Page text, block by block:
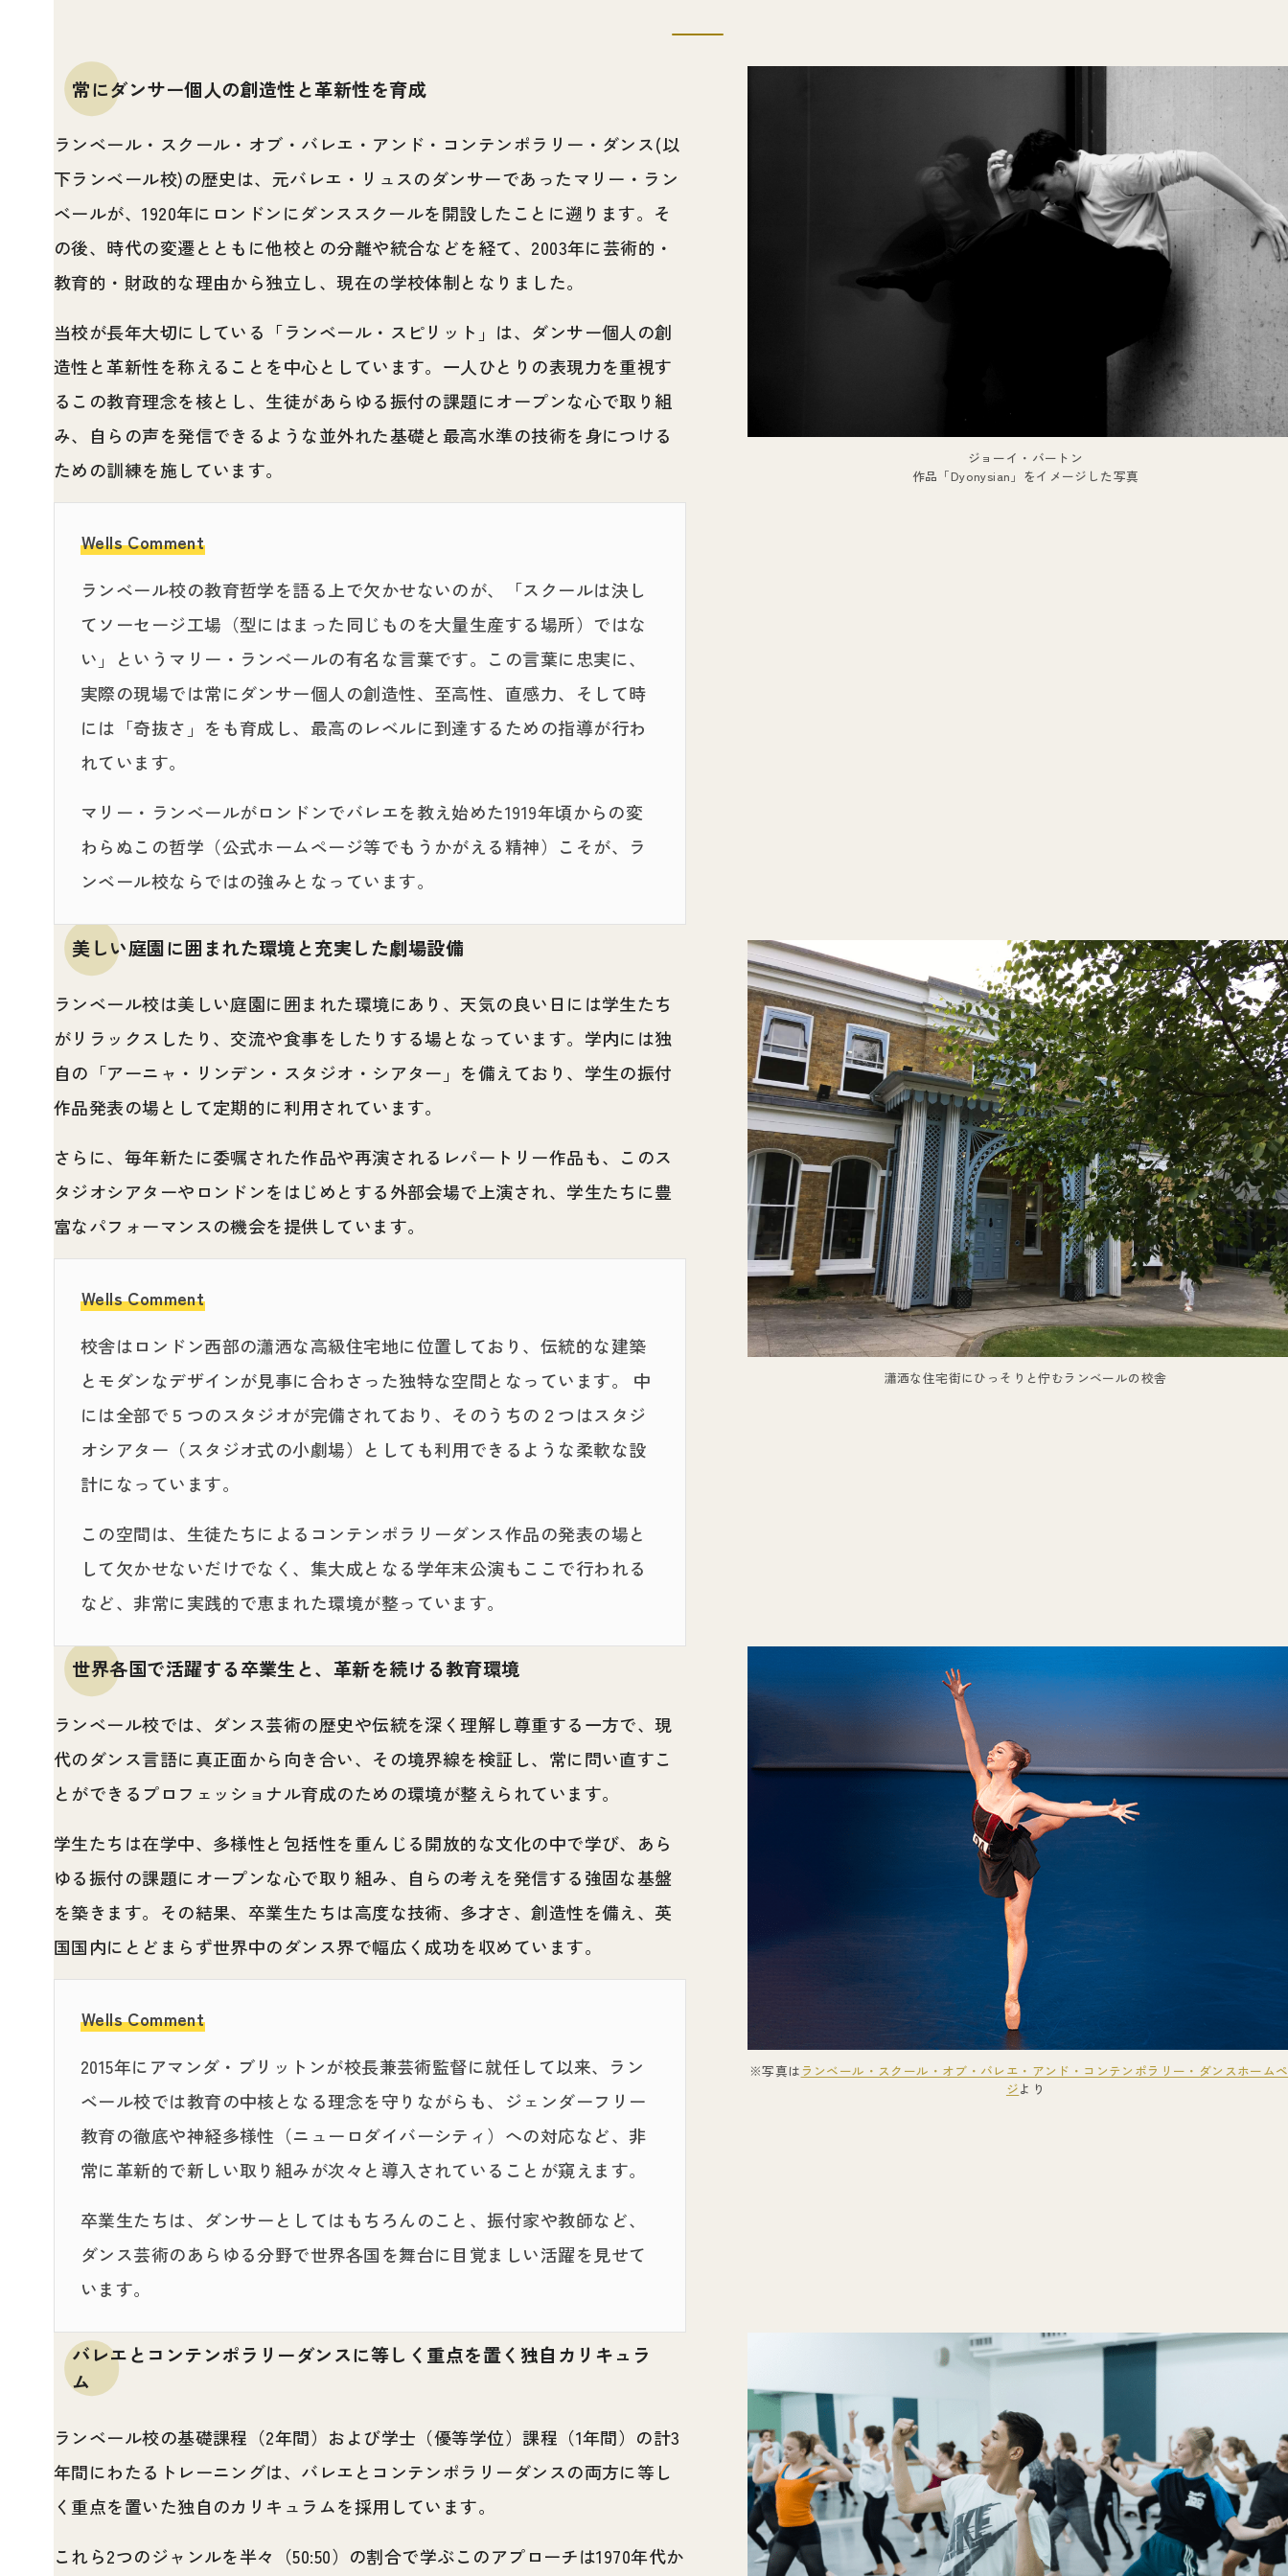
常にダンサー個人の創造性と革新性を育成
ランベール・スクール・オブ・バレエ・アンド・コンテンポラリー・ダンス(以
下ランベール校)の歴史は、元バレエ・リュスのダンサーであったマリー・ラン
ベールが、1920年にロンドンにダンススクールを開設したことに遡ります。そ
の後、時代の変遷とともに他校との分離や統合などを経て、2003年に芸術的・
教育的・財政的な理由から独立し、現在の学校体制となりました。
当校が長年大切にしている「ランベール・スピリット」は、ダンサー個人の創
造性と革新性を称えることを中心としています。一人ひとりの表現力を重視す
るこの教育理念を核とし、生徒があらゆる振付の課題にオープンな心で取り組
み、自らの声を発信できるような並外れた基礎と最高水準の技術を身につける
ための訓練を施しています。
Wells Comment
ランベール校の教育哲学を語る上で欠かせないのが、「スクールは決し
てソーセージ工場（型にはまった同じものを大量生産する場所）ではな
い」というマリー・ランベールの有名な言葉です。この言葉に忠実に、
実際の現場では常にダンサー個人の創造性、至高性、直感力、そして時
には「奇抜さ」をも育成し、最高のレベルに到達するための指導が行わ
れています。
マリー・ランベールがロンドンでバレエを教え始めた1919年頃からの変
わらぬこの哲学（公式ホームページ等でもうかがえる精神）こそが、ラ
ンベール校ならではの強みとなっています。
ジョーイ・バートン
作品「Dyonysian」をイメージした写真
美しい庭園に囲まれた環境と充実した劇場設備
ランベール校は美しい庭園に囲まれた環境にあり、天気の良い日には学生たち
がリラックスしたり、交流や食事をしたりする場となっています。学内には独
自の「アーニャ・リンデン・スタジオ・シアター」を備えており、学生の振付
作品発表の場として定期的に利用されています。
さらに、毎年新たに委嘱された作品や再演されるレパートリー作品も、このス
タジオシアターやロンドンをはじめとする外部会場で上演され、学生たちに豊
富なパフォーマンスの機会を提供しています。
Wells Comment
校舎はロンドン西部の瀟洒な高級住宅地に位置しており、伝統的な建築
とモダンなデザインが見事に合わさった独特な空間となっています。 中
には全部で５つのスタジオが完備されており、そのうちの２つはスタジ
オシアター（スタジオ式の小劇場）としても利用できるような柔軟な設
計になっています。
この空間は、生徒たちによるコンテンポラリーダンス作品の発表の場と
して欠かせないだけでなく、集大成となる学年末公演もここで行われる
など、非常に実践的で恵まれた環境が整っています。
瀟洒な住宅街にひっそりと佇むランベールの校舎
世界各国で活躍する卒業生と、革新を続ける教育環境
ランベール校では、ダンス芸術の歴史や伝統を深く理解し尊重する一方で、現
代のダンス言語に真正面から向き合い、その境界線を検証し、常に問い直すこ
とができるプロフェッショナル育成のための環境が整えられています。
学生たちは在学中、多様性と包括性を重んじる開放的な文化の中で学び、あら
ゆる振付の課題にオープンな心で取り組み、自らの考えを発信する強固な基盤
を築きます。その結果、卒業生たちは高度な技術、多才さ、創造性を備え、英
国国内にとどまらず世界中のダンス界で幅広く成功を収めています。
Wells Comment
2015年にアマンダ・ブリットンが校長兼芸術監督に就任して以来、ラン
ベール校では教育の中核となる理念を守りながらも、ジェンダーフリー
教育の徹底や神経多様性（ニューロダイバーシティ）への対応など、非
常に革新的で新しい取り組みが次々と導入されていることが窺えます。
卒業生たちは、ダンサーとしてはもちろんのこと、振付家や教師など、
ダンス芸術のあらゆる分野で世界各国を舞台に目覚ましい活躍を見せて
います。
※写真は ランベール・スクール・オブ・バレエ・アンド・コンテンポラリー・ダンスホーム
ジより
バレエとコンテンポラリーダンスに等しく重点を置く独自カリキュラ
ム
ランベール校の基礎課程（2年間）および学士（優等学位）課程（1年間）の計3
年間にわたるトレーニングは、バレエとコンテンポラリーダンスの両方に等し
く重点を置いた独自のカリキュラムを採用しています。
これら2つのジャンルを半々（50:50）の割合で学ぶこのアプローチは1970年代か